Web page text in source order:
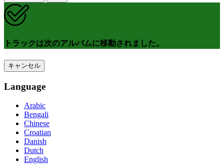
トラックは次のアルバムに移動されました。
キャンセル
Language
Arabic
Bengali
Chinese
Croatian
Danish
Dutch
English